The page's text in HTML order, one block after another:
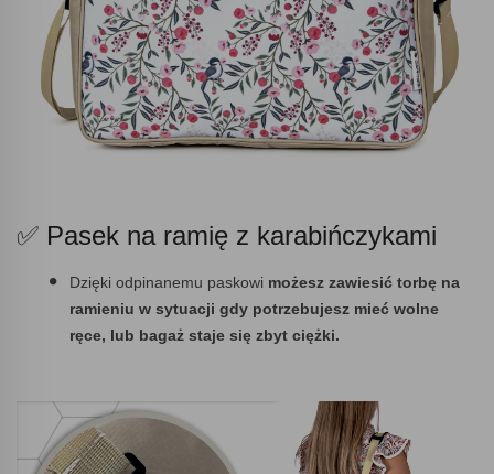
✅ Pasek na ramię z karabińczykami
Dzięki odpinanemu paskowi możesz zawiesić torbę na
ramieniu w sytuacji gdy potrzebujesz mieć wolne
ręce, lub bagaż staje się zbyt ciężki.